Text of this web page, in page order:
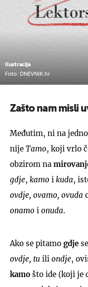
Ilustracija
Foto: DNEVNIK.hr
Zašto nam misli
Međutim, ni na
nije Tamo, koji vrlo
obzirom na
gdje, kamo i kuda,
ovdje, ovamo, ovuda
onamo i onuda.
Ako se pitamo gdje
ovdje, tu ili ondje,
kamo što ide (koji je